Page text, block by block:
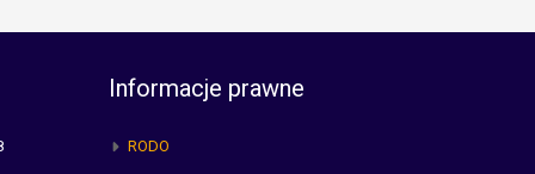
Informacje prawne
RODO